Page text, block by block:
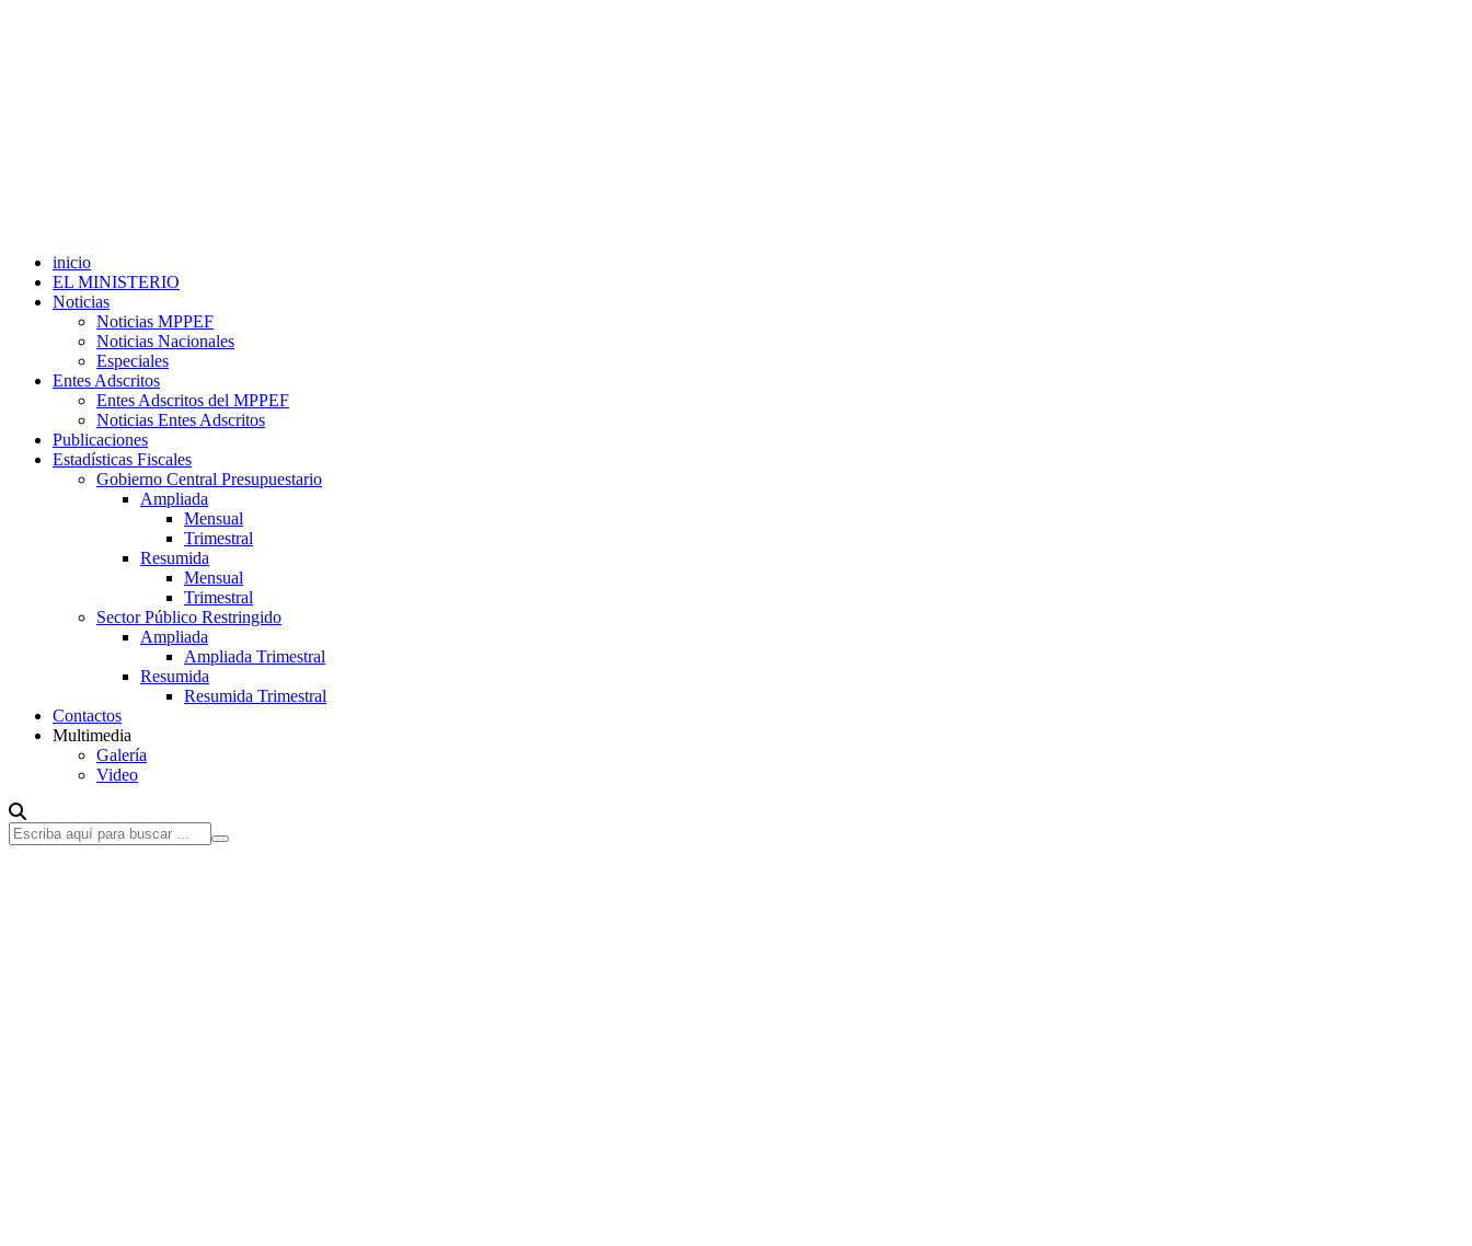
inicio
EL MINISTERIO
Noticias
Noticias MPPEF
Noticias Nacionales
Especiales
Entes Adscritos
Entes Adscritos del MPPEF
Noticias Entes Adscritos
Publicaciones
Estadísticas Fiscales
Gobierno Central Presupuestario
Ampliada
Mensual
Trimestral
Resumida
Mensual
Trimestral
Sector Público Restringido
Ampliada
Ampliada Trimestral
Resumida
Resumida Trimestral
Contactos
Multimedia
Galería
Video